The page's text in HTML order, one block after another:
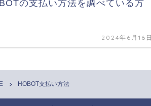
の支払い方法を調べている方
2024年6月16
HOBOT支払い方法